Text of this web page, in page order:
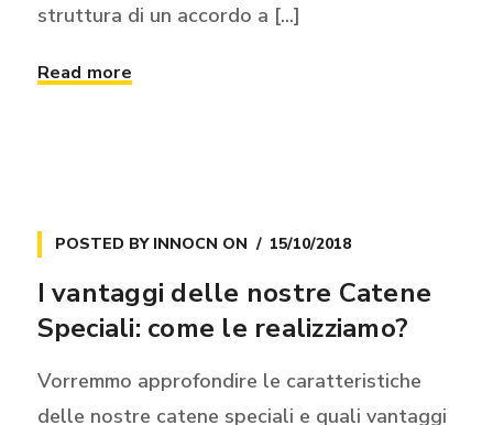
struttura di un accordo a [...]
Read more
POSTED BY INNOCN ON 15/10/2018
I vantaggi delle nostre Catene
Speciali: come le realizziamo?
Vorremmo approfondire le caratteristiche
delle nostre catene speciali e quali vantaggi